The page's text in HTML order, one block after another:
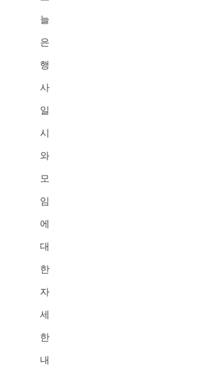
늘
은
행
사
일
시
와
모
임
에
대
한
자
세
한
내